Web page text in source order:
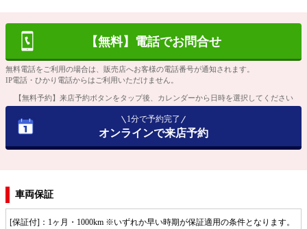
【無料】電話でお問合せ
無料電話をご利用の場合は、販売店へお客様の電話番号が通知されます。
IP電話・ひかり電話からはご利用いただけません。
【無料予約】来店予約ボタンをタップ後、カレンダーから日時を選択してください
1分で予約完了
オンラインで来店予約
車両保証
[保証付]：1ヶ月・1000km ※いずれか早い時期が保証適用の条件となります。